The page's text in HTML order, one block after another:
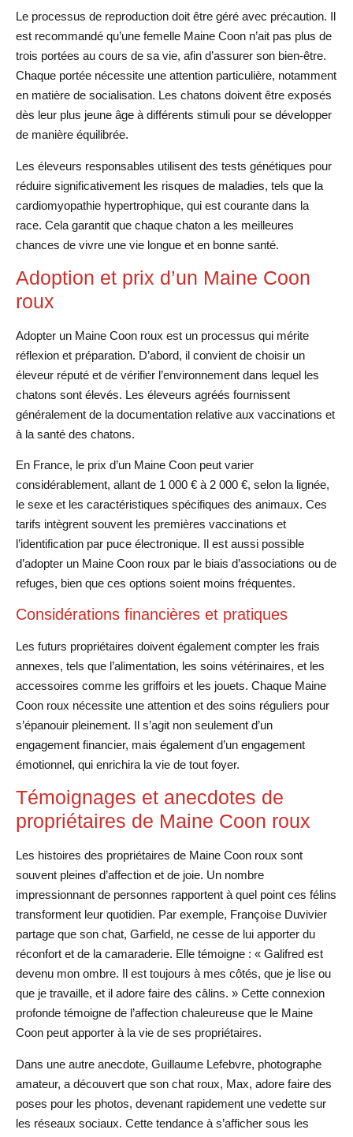
Le processus de reproduction doit être géré avec précaution. Il
est recommandé qu’une femelle Maine Coon n’ait pas plus de
trois portées au cours de sa vie, afin d’assurer son bien-être.
Chaque portée nécessite une attention particulière, notamment
en matière de socialisation. Les chatons doivent être exposés
dès leur plus jeune âge à différents stimuli pour se développer
de manière équilibrée.
Les éleveurs responsables utilisent des tests génétiques pour
réduire significativement les risques de maladies, tels que la
cardiomyopathie hypertrophique, qui est courante dans la
race. Cela garantit que chaque chaton a les meilleures
chances de vivre une vie longue et en bonne santé.
Adoption et prix d’un Maine Coon
roux
Adopter un Maine Coon roux est un processus qui mérite
réflexion et préparation. D’abord, il convient de choisir un
éleveur réputé et de vérifier l’environnement dans lequel les
chatons sont élevés. Les éleveurs agréés fournissent
généralement de la documentation relative aux vaccinations et
à la santé des chatons.
En France, le prix d’un Maine Coon peut varier
considérablement, allant de 1 000 € à 2 000 €, selon la lignée,
le sexe et les caractéristiques spécifiques des animaux. Ces
tarifs intègrent souvent les premières vaccinations et
l’identification par puce électronique. Il est aussi possible
d’adopter un Maine Coon roux par le biais d’associations ou de
refuges, bien que ces options soient moins fréquentes.
Considérations financières et pratiques
Les futurs propriétaires doivent également compter les frais
annexes, tels que l’alimentation, les soins vétérinaires, et les
accessoires comme les griffoirs et les jouets. Chaque Maine
Coon roux nécessite une attention et des soins réguliers pour
s’épanouir pleinement. Il s’agit non seulement d’un
engagement financier, mais également d’un engagement
émotionnel, qui enrichira la vie de tout foyer.
Témoignages et anecdotes de
propriétaires de Maine Coon roux
Les histoires des propriétaires de Maine Coon roux sont
souvent pleines d’affection et de joie. Un nombre
impressionnant de personnes rapportent à quel point ces félins
transforment leur quotidien. Par exemple, Françoise Duvivier
partage que son chat, Garfield, ne cesse de lui apporter du
réconfort et de la camaraderie. Elle témoigne : « Galifred est
devenu mon ombre. Il est toujours à mes côtés, que je lise ou
que je travaille, et il adore faire des câlins. » Cette connexion
profonde témoigne de l’affection chaleureuse que le Maine
Coon peut apporter à la vie de ses propriétaires.
Dans une autre anecdote, Guillaume Lefebvre, photographe
amateur, a découvert que son chat roux, Max, adore faire des
poses pour les photos, devenant rapidement une vedette sur
les réseaux sociaux. Cette tendance à s’afficher sous les